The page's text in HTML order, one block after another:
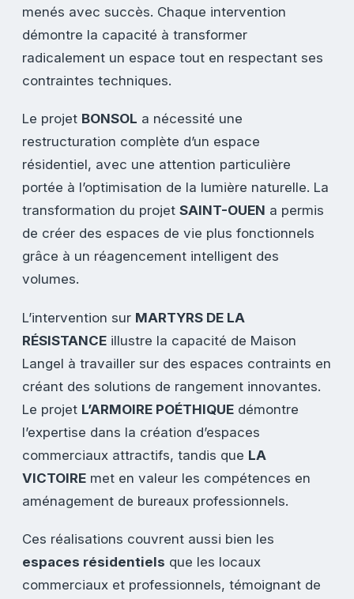
menés avec succès. Chaque intervention
démontre la capacité à transformer
radicalement un espace tout en respectant ses
contraintes techniques.
Le projet BONSOL a nécessité une
restructuration complète d’un espace
résidentiel, avec une attention particulière
portée à l’optimisation de la lumière naturelle. La
transformation du projetSAINT-OUEN a permis
de créer des espaces de vie plus fonctionnels
grâce à un réagencement intelligent des
volumes.
L’intervention sur MARTYRS DE LA
RÉSISTANCE illustre la capacité de Maison
Langel à travailler sur des espaces contraints en
créant des solutions de rangement innovantes.
Le projet L’ARMOIRE POÉTHIQUE démontre
l’expertise dans la création d’espaces
commerciaux attractifs, tandis que LA
VICTOIRE met en valeur les compétences en
aménagement de bureaux professionnels.
Ces réalisations couvrent aussi bien les
espaces résidentiels que les locaux
commerciaux et professionnels, témoignant de